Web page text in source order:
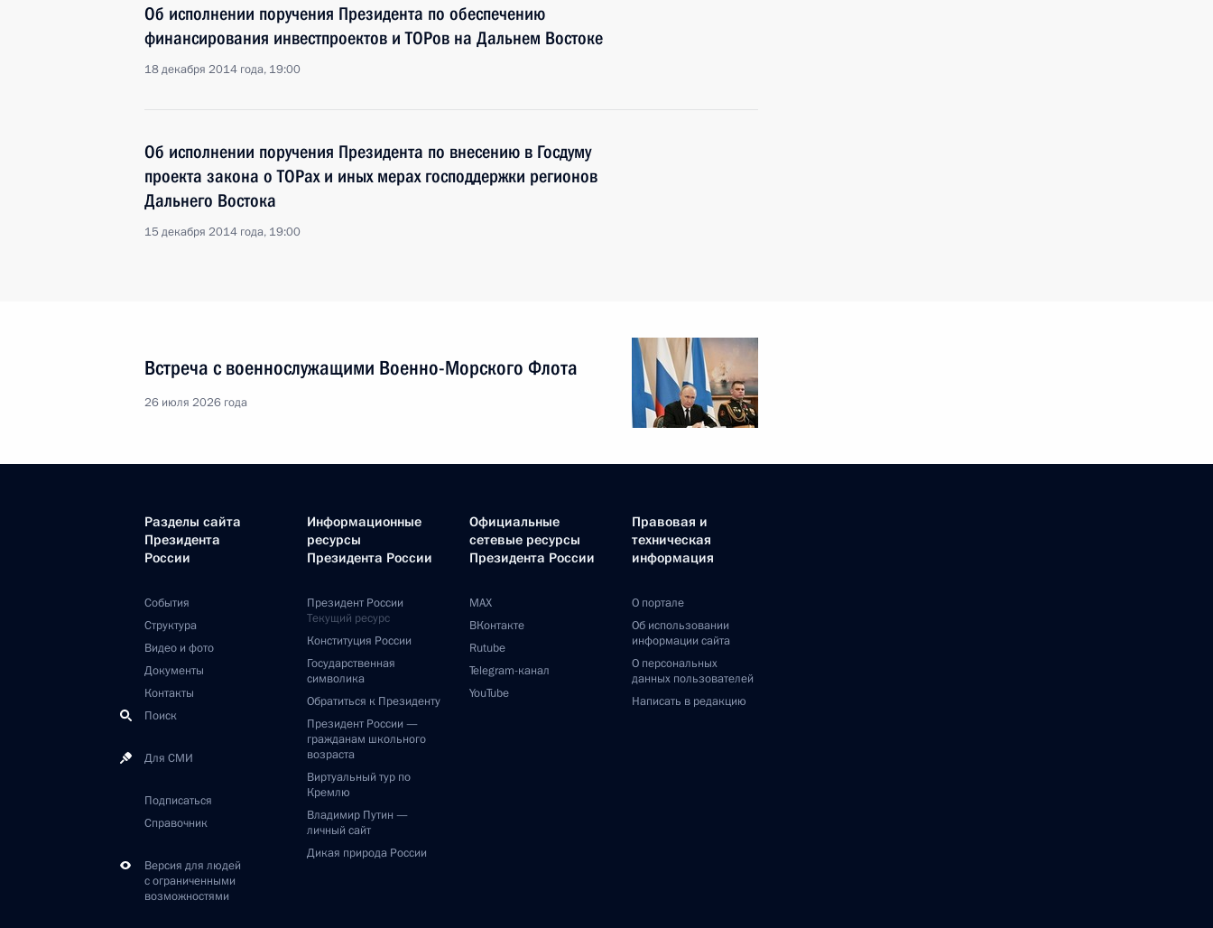
Об исполнении поручения Президента по обеспечению
финансирования инвестпроектов и ТОРов на Дальнем Востоке
18 декабря 2014 года, 19:00
Об исполнении поручения Президента по внесению в Госдуму
проекта закона о ТОРах и иных мерах господдержки регионов
Дальнего Востока
15 декабря 2014 года, 19:00
Встреча с военнослужащими Военно-Морского Флота
26 июля 2026 года
Разделы сайта
Президента
России
События
Структура
Видео и фото
Документы
Контакты
Поиск
Для СМИ
Подписаться
Справочник
Версия для людей
с ограниченными
возможностями
Информационные
ресурсы
Президента России
Президент России
Текущий ресурс
Конституция России
Государственная
символика
Обратиться к Президенту
Президент России —
гражданам школьного
возраста
Виртуальный тур по
Кремлю
Владимир Путин —
личный сайт
Дикая природа России
Официальные
сетевые ресурсы
Президента России
MAX
ВКонтакте
Rutube
Telegram-канал
YouTube
Правовая и
техническая
информация
О портале
Об использовании
информации сайта
О персональных
данных пользователей
Написать в редакцию